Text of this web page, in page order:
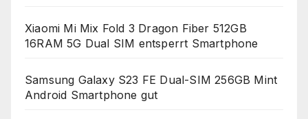
Xiaomi Mi Mix Fold 3 Dragon Fiber 512GB
16RAM 5G Dual SIM entsperrt Smartphone
Samsung Galaxy S23 FE Dual-SIM 256GB Mint
Android Smartphone gut